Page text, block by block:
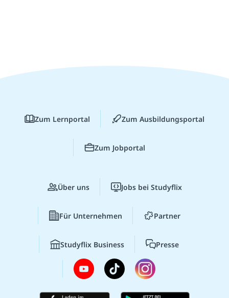
Zum Lernportal Zum Ausbildungsportal
Zum Jobportal
Über uns Jobs bei Studyflix
Für Unternehmen Partner
Studyflix Business Presse